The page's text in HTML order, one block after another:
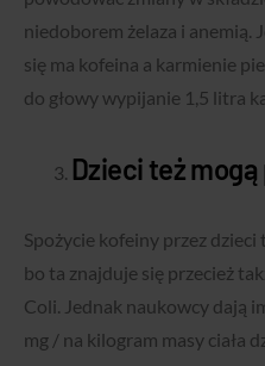
niedoborem żelaza i anemią.
się ma kofeina a karmienie
do głowy wypijanie 1,5 litra
Dzieci też
Spożycie kofeiny przez dzieci
bo ta znajduje się przecież
Coli. Jednak naukowcy dają
mg / na kilogram masy ciała